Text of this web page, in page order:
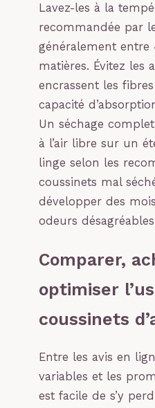
Lavez-les à la
recommandée par
généralement entre
matières. Évitez les
encrassent les
capacité
Un séchage
à l’air libre sur un
linge selon les
coussinets mal
développer des
odeurs
Comparer,
optimiser
coussinets
Entre les avis en
variables et les
est facile de s’y